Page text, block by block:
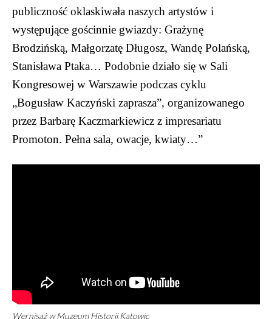
publiczność oklaskiwała naszych artystów i
występujące gościnnie gwiazdy: Grażynę
Brodzińską, Małgorzatę Długosz, Wandę Polańską,
Stanisława Ptaka… Podobnie działo się w Sali
Kongresowej w Warszawie podczas cyklu
„Bogusław Kaczyński zaprasza”, organizowanego
przez Barbarę Kaczmarkiewicz z impresariatu
Promoton. Pełna sala, owacje, kwiaty…”
Wernisaż w Muzeum Historii Katowic